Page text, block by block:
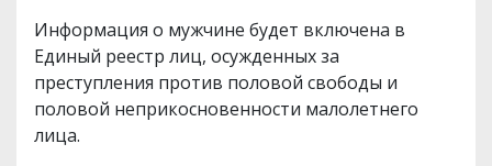
Информация о мужчине будет включена в
Единый реестр лиц, осужденных за
преступления против половой свободы и
половой неприкосновенности малолетнего
лица.